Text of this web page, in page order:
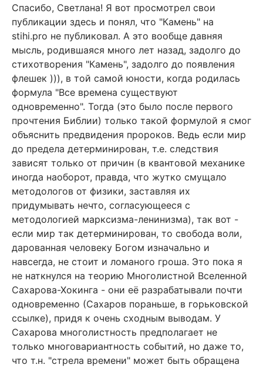
Спасибо, Светлана! Я вот просмотрел свои
публикации здесь и понял, что "Камень" на
stihi.pro не публиковал. А это вообще давняя
мысль, родившаяся много лет назад, задолго до
стихотворения "Камень", задолго до появления
флешек ))), в той самой юности, когда родилась
формула "Все времена существуют
одновременно". Тогда (это было после первого
прочтения Библии) только такой формулой я смог
объяснить предвидения пророков. Ведь если мир
до предела детерминирован, т.е. следствия
зависят только от причин (в квантовой механике
иногда наоборот, правда, что жутко смущало
методологов от физики, заставляя их
придумывать нечто, согласующееся с
методологией марксизма-ленинизма), так вот -
если мир так детерминирован, то свобода воли,
дарованная человеку Богом изначально и
навсегда, не стоит и ломаного гроша. Это пока я
не наткнулся на теорию Многолистной Вселенной
Сахарова-Хокинга - они её разрабатывали почти
одновременно (Сахаров пораньше, в горьковской
ссылке), придя к очень сходным выводам. У
Сахарова многолистность предполагает не
только многовариантность событий, но даже то,
что т.н. "стрела времени" может быть обращена